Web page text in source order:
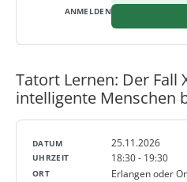
Tatort Lernen: Der Fall
intelligente Menschen
25.11.2026
18:30 - 19:30
Erlangen oder